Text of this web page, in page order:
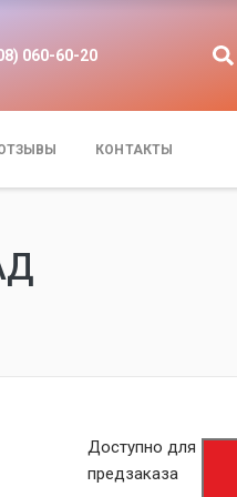
060-60-20
КОНТАКТЫ
Доступно для
предзаказа